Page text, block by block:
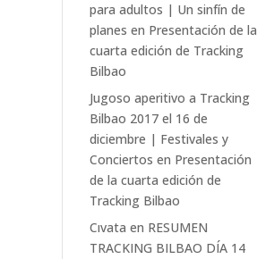
para adultos | Un sinfín de
planes en Presentación de la
cuarta edición de Tracking
Bilbao
Jugoso aperitivo a Tracking
Bilbao 2017 el 16 de
diciembre | Festivales y
Conciertos en Presentación
de la cuarta edición de
Tracking Bilbao
Cıvata en RESUMEN
TRACKING BILBAO DÍA 14